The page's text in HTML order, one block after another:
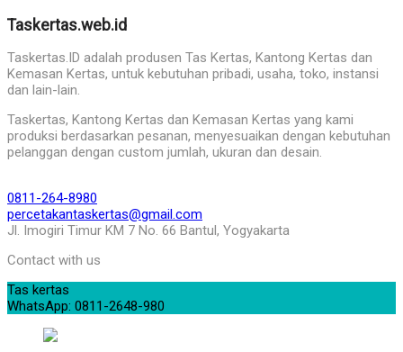
Taskertas.web.id
Taskertas.ID adalah produsen Tas Kertas, Kantong Kertas dan
Kemasan Kertas, untuk kebutuhan pribadi, usaha, toko, instansi
dan lain-lain.
Taskertas, Kantong Kertas dan Kemasan Kertas yang kami
produksi berdasarkan pesanan, menyesuaikan dengan kebutuhan
pelanggan dengan custom jumlah, ukuran dan desain.
0811-264-8980
percetakantaskertas@gmail.com
Jl. Imogiri Timur KM 7 No. 66 Bantul, Yogyakarta
Contact with us
Tas kertas
WhatsApp: 0811-2648-980